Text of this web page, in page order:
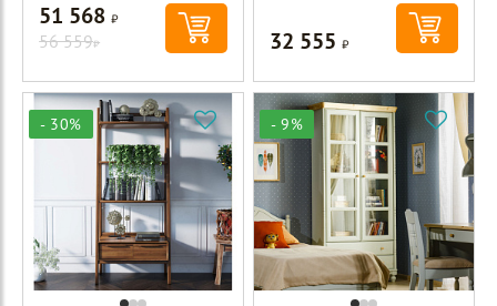
51 568Р
56 559Р 32 555Р
- 30% - 9%